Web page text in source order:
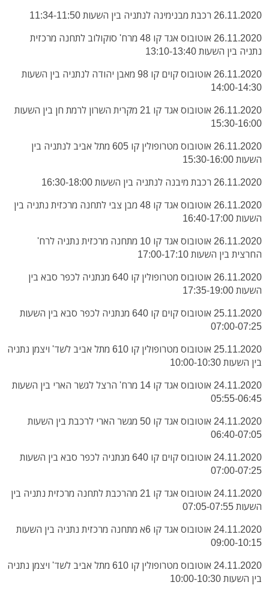
26.11.2020 רכבת מבנימינה לנתניה בין השעות 11:34-11:50
26.11.2020 אוטובוס אגד קו 48 מרח' סוקולוב לתחנה מרכזית
נתניה בין השעות 13:10-13:40
26.11.2020 אוטובוס קוים קו 98 מאבן יהודה לנתניה בין השעות
14:00-14:30
26.11.2020 אוטובוס אגד קו 21 מקרית השרון לרמת חן בין השעות
15:30-16:00
26.11.2020 אוטובוס מטרופולין קו 605 מתל אביב לנתניה בין
השעות 15:30-16:00
26.11.2020 רכבת מיבנה לנתניה בין השעות 16:30-18:00
26.11.2020 אוטובוס אגד קו 48 מבן צבי לתחנה מרכזית נתניה בין
השעות 16:40-17:00
26.11.2020 אוטובוס אגד קו 10 מתחנה מרכזית נתניה לרח'
החרצית בין השעות 17:00-17:10
26.11.2020 אוטובוס מטרופולין קו 640 מנתניה לכפר סבא בין
השעות 17:35-19:00
25.11.2020 אוטובוס קוים קו 640 מנתניה לכפר סבא בין השעות
07:00-07:25
25.11.2020 אוטובוס מטרופולין קו 610 מתל אביב לשד' ויצמן נתניה
בין השעות 10:00-10:30
24.11.2020 אוטובוס אגד קו 14 מרח' הרצל לגשר הארי בין השעות
05:55-06:45
24.11.2020 אוטובוס אגד קו 50 מגשר הארי לרכבת בין השעות
06:40-07:05
24.11.2020 אוטובוס קוים קו 640 מנתניה לכפר סבא בין השעות
07:00-07:25
24.11.2020 אוטובוס אגד קו 21 מהרכבת לתחנה מרכזית נתניה בין
השעות 07:05-07:55
24.11.2020 אוטובוס אגד קו 6א מתחנה מרכזית נתניה בין השעות
09:00-10:15
24.11.2020 אוטובוס מטרופולין קו 610 מתל אביב לשד' ויצמן נתניה
בין השעות 10:00-10:30